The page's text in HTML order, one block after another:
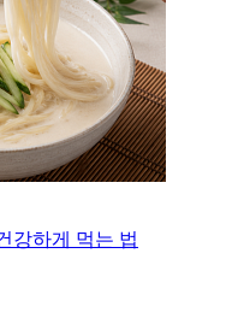
강하게 먹는 법